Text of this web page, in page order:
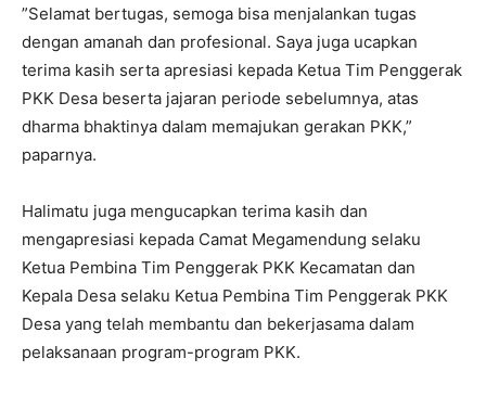
”Selamat bertugas, semoga bisa menjalankan tugas
dengan amanah dan profesional. Saya juga ucapkan
terima kasih serta apresiasi kepada Ketua Tim Penggerak
PKK Desa beserta jajaran periode sebelumnya, atas
dharma bhaktinya dalam memajukan gerakan PKK,”
paparnya.
Halimatu juga mengucapkan terima kasih dan
mengapresiasi kepada Camat Megamendung selaku
Ketua Pembina Tim Penggerak PKK Kecamatan dan
Kepala Desa selaku Ketua Pembina Tim Penggerak PKK
Desa yang telah membantu dan bekerjasama dalam
pelaksanaan program-program PKK.